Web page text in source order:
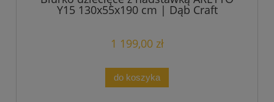
Y15 130x55x190 cm | Dąb Craft
Złoty/Kaszmir
1 199,00 zł
do koszyka